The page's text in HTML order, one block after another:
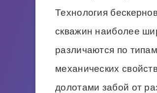
Технология
скважин наиболее
различаются по
механических
долотами забой от